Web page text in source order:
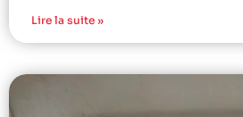
Lire la suite »